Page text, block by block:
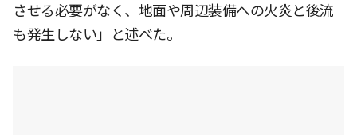
させる必要がなく、地面や周辺装備への火炎と後流
も発生しない」と述べた。